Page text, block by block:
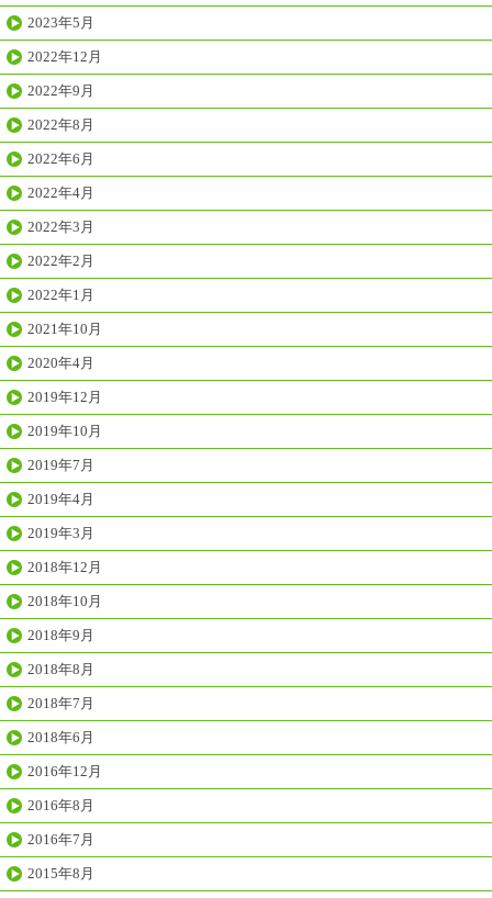
2023年5月
2022年12月
2022年9月
2022年8月
2022年6月
2022年4月
2022年3月
2022年2月
2022年1月
2021年10月
2020年4月
2019年12月
2019年10月
2019年7月
2019年4月
2019年3月
2018年12月
2018年10月
2018年9月
2018年8月
2018年7月
2018年6月
2016年12月
2016年8月
2016年7月
2015年8月